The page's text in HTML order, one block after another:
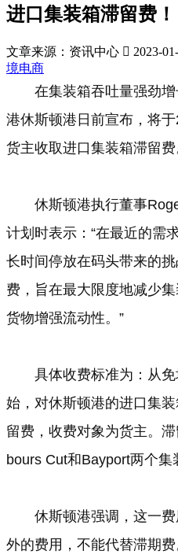
进口集装箱滞留费！
文章来源：资讯中心  2023-
境电商
在集装箱吞吐量强劲
港休斯顿港日前宣布，将
货主收取进口集装箱滞留费
休斯顿港执行董事
计划时表示：“在最近的需
长时间停放在码头带来的
费，旨在最大限度地减少
货物增强流动性。”
具体收费标准为：从
始，对休斯顿港的进口集
留费，收费对象为货主。
bours Cut和Bayport两个集
休斯顿港强调，这一
外的费用，不能代替滞期费